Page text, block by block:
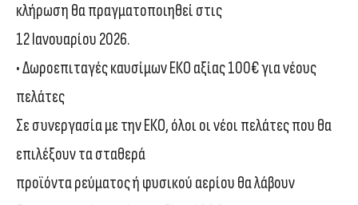
κλήρωση θα πραγματοποιηθεί στις
12 Ιανουαρίου 2026.
• Δωροεπιταγές καυσίμων ΕΚΟ αξίας 100€ για νέους
πελάτες
Σε συνεργασία με την ΕΚΟ, όλοι οι νέοι πελάτες που θα
επιλέξουν τα σταθερά
προϊόντα ρεύματος ή φυσικού αερίου θα λάβουν